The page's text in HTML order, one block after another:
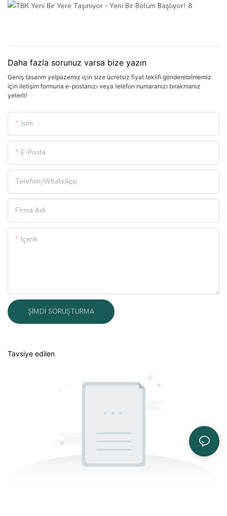
Daha fazla sorunuz varsa bize yazın
Geniş tasarım yelpazemiz için size ücretsiz fiyat teklifi gönderebilmemiz
için iletişim formuna e-postanızı veya telefon numaranızı bırakmanız
yeterli!
Isim
E-Posta
Telefon/WhatsApp
Firma Adı
Içerik
ŞIMDI SORUŞTURMA
Tavsiye edilen